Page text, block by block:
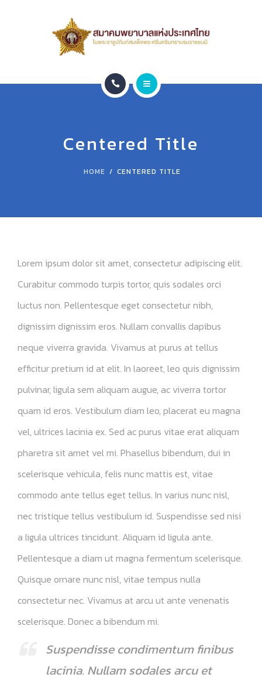
หน่วยงานภายใน
Leadership 2026
Centered Title
HOME CENTERED TITLE
Lorem ipsum dolor sit amet, consectetur adipiscing elit.
Curabitur commodo turpis tortor, quis sodales orci
luctus non. Pellentesque eget consectetur nibh,
dignissim dignissim eros. Nullam convallis dapibus
neque viverra gravida. Vivamus at purus at tellus
efficitur pretium id at elit. In laoreet, leo quis dignissim
pulvinar, ligula sem aliquam augue, ac viverra tortor
quam id eros. Vestibulum diam leo, placerat eu magna
vel, ultrices lacinia ex. Sed ac purus vitae erat aliquam
pharetra sit amet vel mi. Phasellus bibendum, dui in
scelerisque vehicula, felis nunc mattis est, vitae
commodo ante tellus eget tellus. In varius nunc nisl,
nec tristique tellus vestibulum id. Suspendisse sed nisi
a ligula ultrices tincidunt. Aliquam id ligula ante.
Pellentesque a diam ut magna fermentum scelerisque.
Quisque ornare nunc nisl, vitae tempus nulla
consectetur nec. Vivamus at arcu ut ante venenatis
scelerisque. Donec a bibendum mi.
Suspendisse condimentum finibus
lacinia. Nullam sodales arcu et